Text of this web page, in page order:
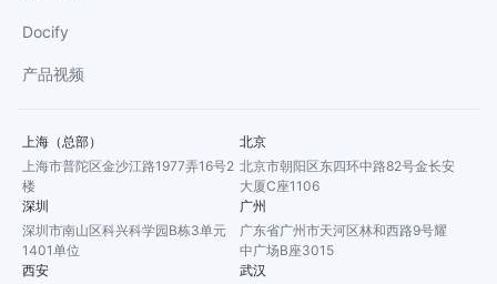
Docify
产品视频
上海（总部）
上海市普陀区金沙江路1977弄16号2
楼
北京
北京市朝阳区东四环中路82号金长安
大厦C座1106
深圳
深圳市南山区科兴科学园B栋3单元
1401单位
广州
广东省广州市天河区林和西路9号耀
中广场B座3015
西安
武汉